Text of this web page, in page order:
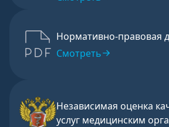
Нормативно-правовая
Смотреть
Независимая оценка
услуг медицинским